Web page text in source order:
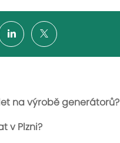
na výrobě generátorů?
v Plzni?